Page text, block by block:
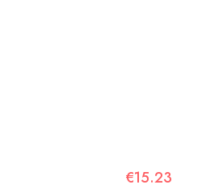
€15.23